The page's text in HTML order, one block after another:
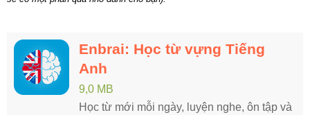
Enbrai: Học từ vựng Tiếng
Anh
9,0 MB
Học từ mới mỗi ngày, luyện nghe, ôn tập và